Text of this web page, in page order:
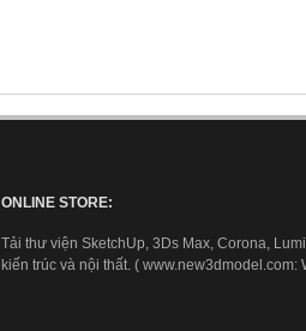
ONLINE STORE:
Tải thư viện SketchUp, 3Ds Max, Corona,
kiến trúc và nội thất. (